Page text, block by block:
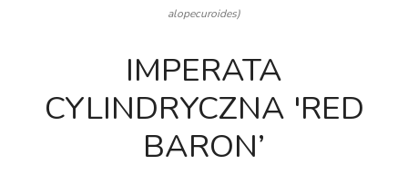
alopecuroides)
IMPERATA
CYLINDRYCZNA 'RED
BARON’